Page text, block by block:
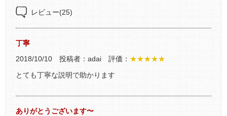
レビュー(25)
丁寧
2018/10/10 投稿者：adai 評価： ★★★★★
とても丁寧な説明で助かります
ありがとうございます〜